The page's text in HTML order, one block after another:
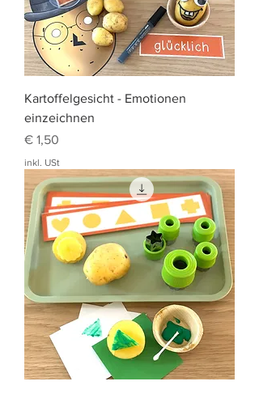
Kartoffelgesicht - Emotionen
einzeichnen
Preis
€ 1,50
inkl. USt